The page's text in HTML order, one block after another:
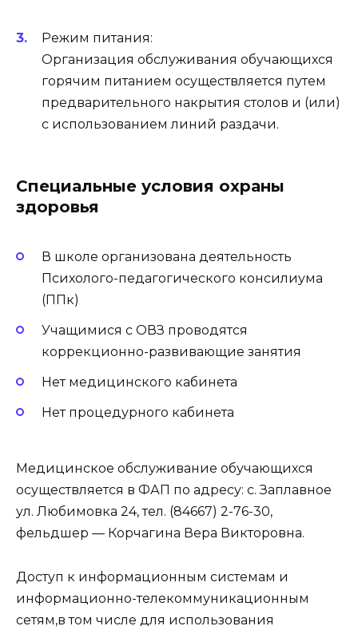
Режим питания:
Организация обслуживания обучающихся
горячим питанием осуществляется путем
предварительного накрытия столов и (или)
с использованием линий раздачи.
Специальные условия охраны
здоровья
В школе организована деятельность
Психолого-педагогического консилиума
(ППк)
Учащимися с ОВЗ проводятся
коррекционно-развивающие занятия
Нет медицинского кабинета
Нет процедурного кабинета
Медицинское обслуживание обучающихся
осуществляется в ФАП по адресу: с. Заплавное
ул. Любимовка 24, тел. (84667) 2-76-30,
фельдшер — Корчагина Вера Викторовна.
Доступ к информационным системам и
информационно-телекоммуникационным
сетям,в том числе для использования